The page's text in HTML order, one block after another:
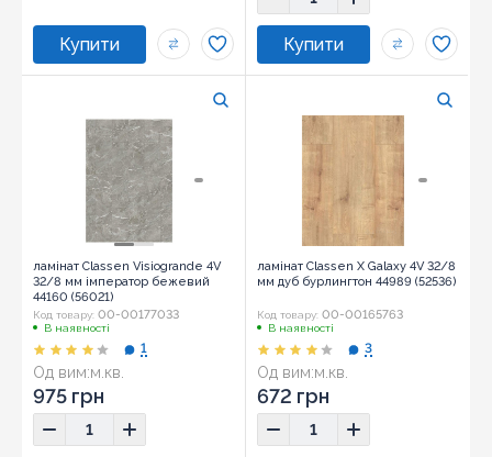
ламінат Classen Visiogrande 4V
32/8 мм імператор бежевий
44160 (56021)
Код товару: 00-00177033
В наявності
Од вим:м.кв.
1
975 грн
ламінат Classen X Galaxy 4V 32/8
мм дуб бурлингтон 44989 (52536)
Код товару: 00-00165763
В наявності
Од вим:м.кв.
3
672 грн